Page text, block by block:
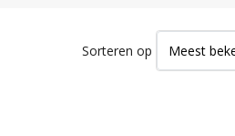
Sorteren op